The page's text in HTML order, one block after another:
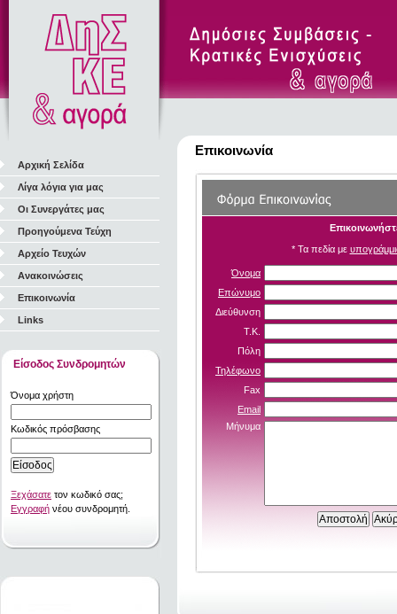
Αρχική Σελίδα
Λίγα λόγια για μας
Οι Συνεργάτες μας
Προηγούμενα Τεύχη
Αρχείο Τευχών
Ανακοινώσεις
Επικοινωνία
Links
Είσοδος Συνδρομητών
Όνομα χρήστη
Κωδικός πρόσβασης
Ξεχάσατε τον κωδικό σας;
Εγγραφή νέου συνδρομητή.
Επικοινωνία
* Τα πεδία με
Όνομα
Επώνυμο
Διεύθυνση
Τ.Κ.
Πόλη
Τηλέφωνο
Fax
Email
Μήνυμα